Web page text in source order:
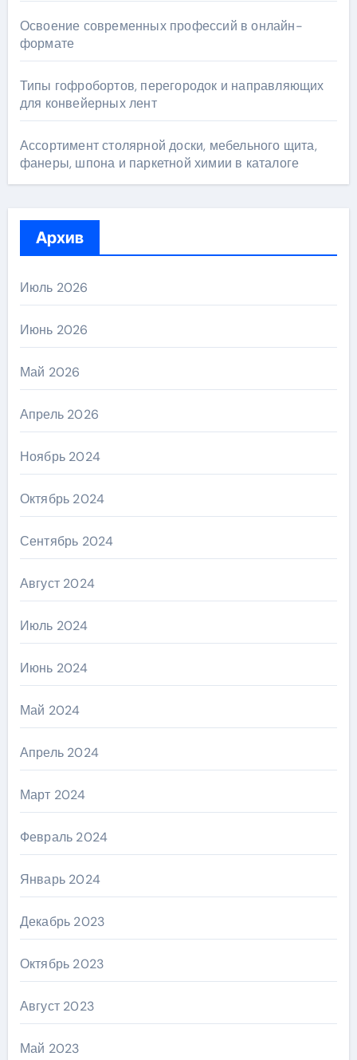
Освоение современных профессий в онлайн-
формате
Типы гофробортов, перегородок и направляющих
для конвейерных лент
Ассортимент столярной доски, мебельного щита,
фанеры, шпона и паркетной химии в каталоге
Архив
Июль 2026
Июнь 2026
Май 2026
Апрель 2026
Ноябрь 2024
Октябрь 2024
Сентябрь 2024
Август 2024
Июль 2024
Июнь 2024
Май 2024
Апрель 2024
Март 2024
Февраль 2024
Январь 2024
Декабрь 2023
Октябрь 2023
Август 2023
Май 2023